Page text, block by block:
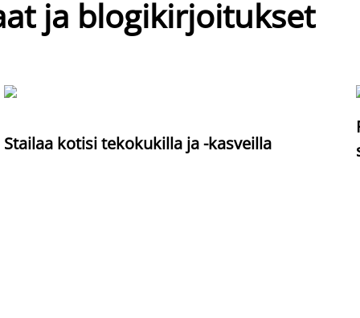
ja blogikirjoitukset
Stailaa kotisi tekokukilla ja -kasveilla